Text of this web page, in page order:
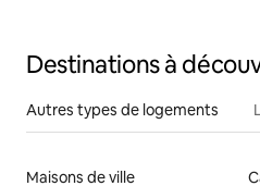
Destinations à
Autres types de logements
Maisons de ville